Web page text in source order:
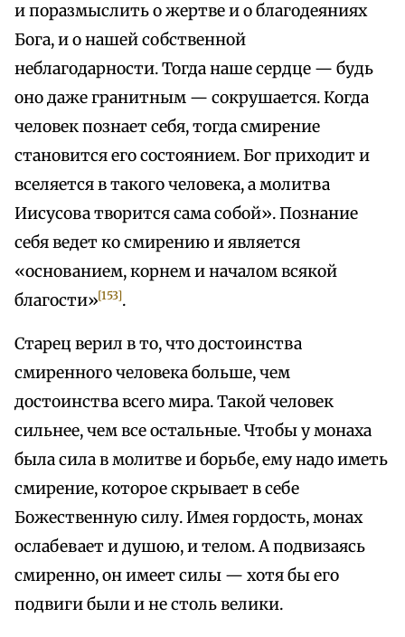
и поразмыслить о жертве и о благодеяниях
Бога, и о нашей собственной
неблагодарности. Тогда наше сердце — будь
оно даже гранитным — сокрушается. Когда
человек познает себя, тогда смирение
становится его состоянием. Бог приходит и
вселяется в такого человека, а молитва
Иисусова творится сама собой». Познание
себя ведет ко смирению и является
«основанием, корнем и началом всякой
благости»[153].
Старец верил в то, что достоинства
смиренного человека больше, чем
достоинства всего мира. Такой человек
сильнее, чем все остальные. Чтобы у монаха
была сила в молитве и борьбе, ему надо иметь
смирение, которое скрывает в себе
Божественную силу. Имея гордость, монах
ослабевает и душою, и телом. А подвизаясь
смиренно, он имеет силы — хотя бы его
подвиги были и не столь велики.